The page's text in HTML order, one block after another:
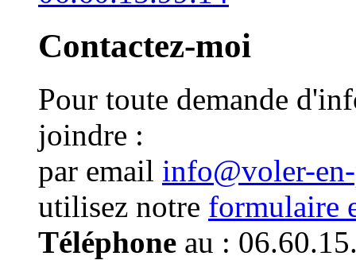
Contactez-moi
Pour toute demande
joindre :
par email info@voler-
utilisez notre formulaire
Téléphone au :